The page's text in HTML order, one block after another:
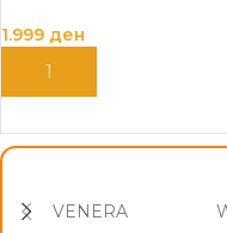
1.999 ден
ДОДАЈ ВО КОШНИЦА
VENERA